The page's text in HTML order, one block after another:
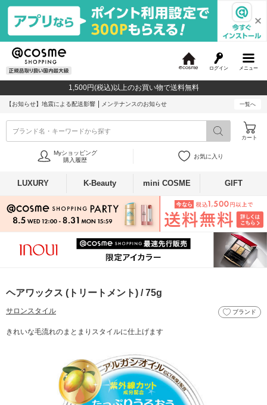
メニュー
ログイン
c
o
1,500円(税込)以上のお買い物で送料無料
【お知らせ】 地震による配送影響 メンテナンスのお知らせ 一覧へ
ブランド名・キーワードから探す
カート
Myショッピング
購入履歴
お気に入り
LUXURY K-Beauty mini COSME GIFT
ヘアワックス (トリートメント) / 75g
サロンスタイル ブランド
きれいな毛流れのまとまりスタイルに仕上げます